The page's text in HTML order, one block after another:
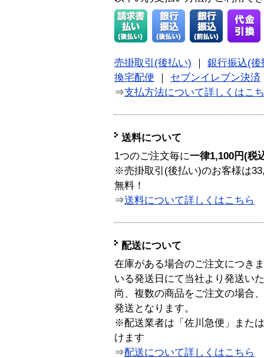
売掛取引(後払い)
銀行振込(後
換宅配便
セブンイレブン決済
⇒支払方法について詳しくはこ
送料について
1つのご注文毎に一律1,100円(税
※売掛取引(後払い)のお客様は
無料！
⇒送料について詳しくはこちら
配送について
在庫がある場合のご注文につき
いる発送日にて当社より発送い
尚、複数の商品をご注文の場合
発送となります。
※配送業者は「佐川急便」また
けます
⇒配送について詳しくはこちら